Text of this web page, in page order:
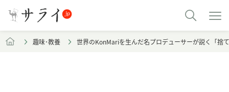
趣味･教養 世界のKonMariを生んだ名プロデューサーが説く「捨